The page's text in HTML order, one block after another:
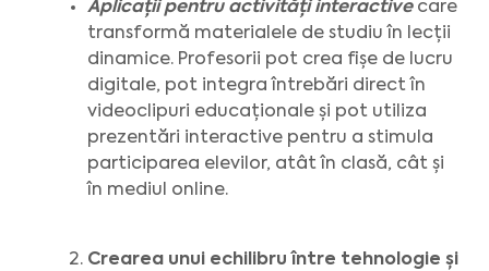
Aplicații pentru activități interactive care
transformă materialele de studiu în lecții
dinamice. Profesorii pot crea fișe de lucru
digitale, pot integra întrebări direct în
videoclipuri educaționale și pot utiliza
prezentări interactive pentru a stimula
participarea elevilor, atât în clasă, cât și
în mediul online.
Crearea unui echilibru între tehnologie și